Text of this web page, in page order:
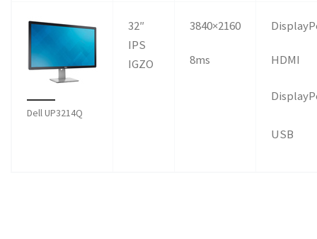
Dell UP3214Q
32″
IPS
IGZO
3840×2160
8ms HDMI
USB